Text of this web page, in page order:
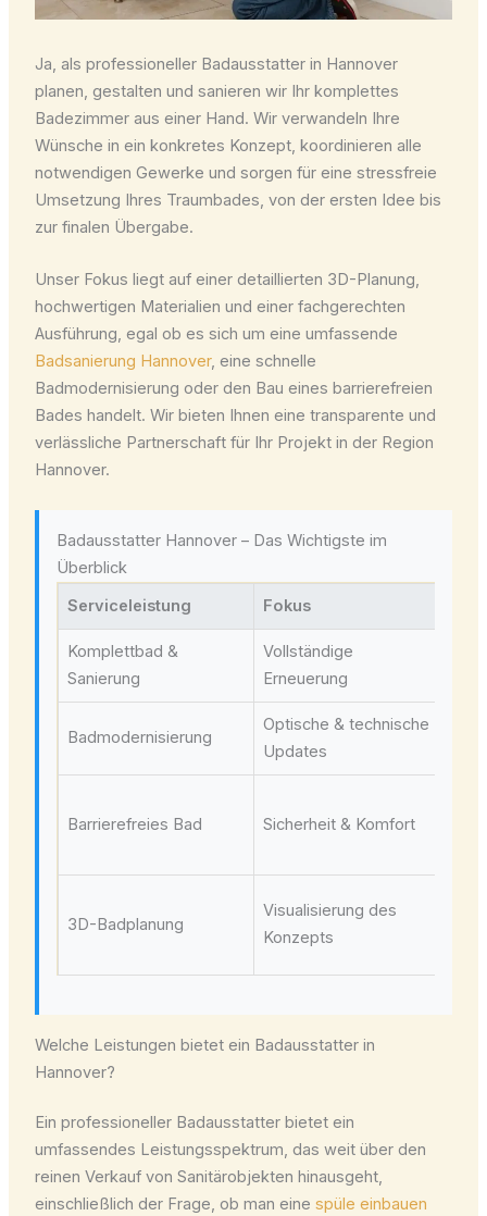
Ja, als professioneller Badausstatter in Hannover
planen, gestalten und sanieren wir Ihr komplettes
Badezimmer aus einer Hand. Wir verwandeln Ihre
Wünsche in ein konkretes Konzept, koordinieren alle
notwendigen Gewerke und sorgen für eine stressfreie
Umsetzung Ihres Traumbades, von der ersten Idee bis
zur finalen Übergabe.
Unser Fokus liegt auf einer detaillierten 3D-Planung,
hochwertigen Materialien und einer fachgerechten
Ausführung, egal ob es sich um eine umfassende
Badsanierung Hannover, eine schnelle
Badmodernisierung oder den Bau eines barrierefreien
Bades handelt. Wir bieten Ihnen eine transparente und
verlässliche Partnerschaft für Ihr Projekt in der Region
Hannover.
Badausstatter Hannover – Das Wichtigste im
Überblick
Serviceleistung
Fokus
Komplettbad &
Sanierung
Vollständige
Erneuerung
Badmodernisierung
Optische & technische
Updates
Barrierefreies Bad Sicherheit & Komfort
3D-Badplanung
Visualisierung des
Konzepts
Welche Leistungen bietet ein Badausstatter in
Hannover?
Ein professioneller Badausstatter bietet ein
umfassendes Leistungsspektrum, das weit über den
reinen Verkauf von Sanitärobjekten hinausgeht,
einschließlich der Frage, ob man eine spüle einbauen